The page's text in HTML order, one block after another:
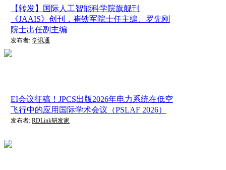
【转发】国际人工智能科学院旗舰刊
《JAAIS》创刊，崔铁军院士任主编、罗先刚
院士出任副主编
发布者: 学讯通
EI会议征稿！JPCS出版2026年电力系统在低空
飞行中的应用国际学术会议（PSLAF 2026）
发布者: RDLink研发家